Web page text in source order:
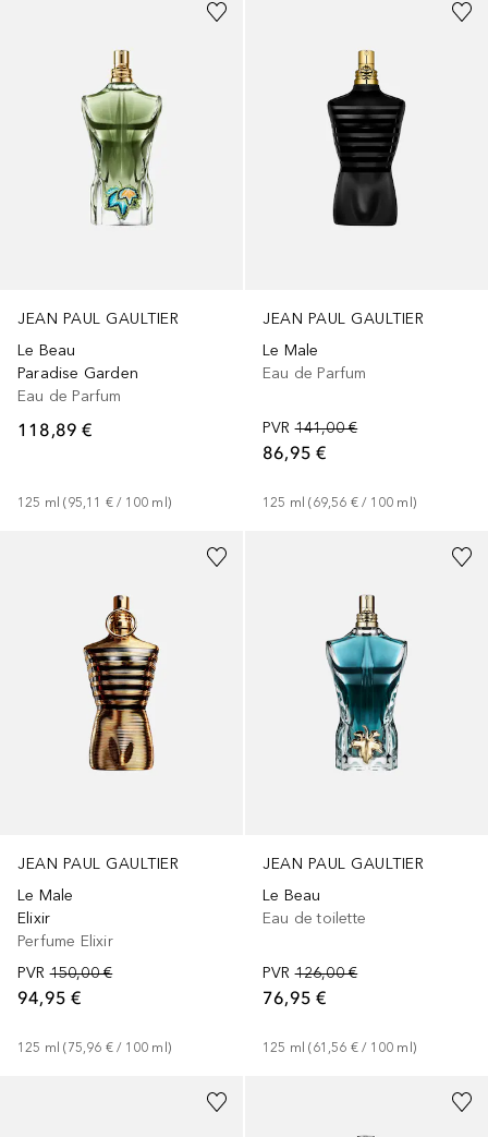
JEAN PAUL GAULTIER
Le Beau
Paradise Garden
Eau de Parfum
118,89 €
125 ml (95,11 € / 100 ml )
JEAN PAUL GAULTIER
Le Male
Eau de Parfum
PVR 141,00 €
86,95 €
125 ml (69,56 € / 100 ml )
JEAN PAUL GAULTIER
Le Male
Elixir
Perfume Elixir
PVR 150,00 €
94,95 €
125 ml (75,96 € / 100 ml )
JEAN PAUL GAULTIER
Le Beau
Eau de toilette
PVR 126,00 €
76,95 €
125 ml (61,56 € / 100 ml )